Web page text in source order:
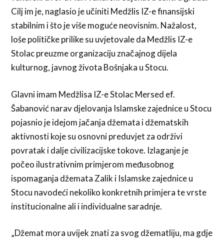
Cilj im je, naglasio je učiniti Medžlis IZ-e finansijski
stabilnim i što je više moguće neovisnim. Nažalost,
loše političke prilike su uvjetovale da Medžlis IZ-e
Stolac preuzme organizaciju značajnog dijela
kulturnog, javnog života Bošnjaka u Stocu.
Glavni imam Medžlisa IZ-e Stolac Mersed ef.
Šabanović narav djelovanja Islamske zajednice u Stocu
pojasnio je idejom jačanja džemata i džematskih
aktivnosti koje su osnovni preduvjet za održivi
povratak i dalje civilizacijske tokove. Izlaganje je
počeo ilustrativnim primjerom međusobnog
ispomaganja džemata Zalik i Islamske zajednice u
Stocu navodeći nekoliko konkretnih primjera te vrste
institucionalne ali i individualne saradnje.
„Džemat mora uvijek znati za svog džematliju, ma gdje